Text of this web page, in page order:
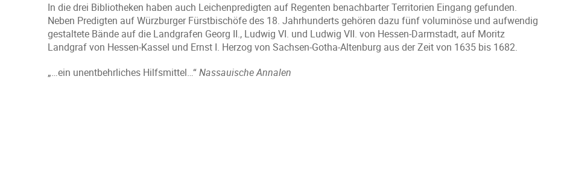
In die drei Bibliotheken haben auch Leichenpredigten auf Regenten benachbarter Territorien Eingang gefunden.
Neben Predigten auf Würzburger Fürstbischöfe des 18. Jahrhunderts gehören dazu fünf voluminöse und aufwendig
gestaltete Bände auf die Landgrafen Georg II., Ludwig VI. und Ludwig VII. von Hessen-Darmstadt, auf Moritz
Landgraf von Hessen-Kassel und Ernst I. Herzog von Sachsen-Gotha-Altenburg aus der Zeit von 1635 bis 1682.
„…ein unentbehrliches Hilfsmittel…“Nassauische Annalen